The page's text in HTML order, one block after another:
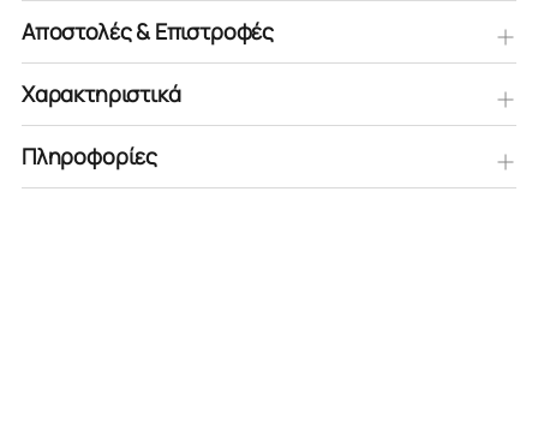
Αποστολές & Επιστροφές
Χαρακτηριστικά
Πληροφορίες